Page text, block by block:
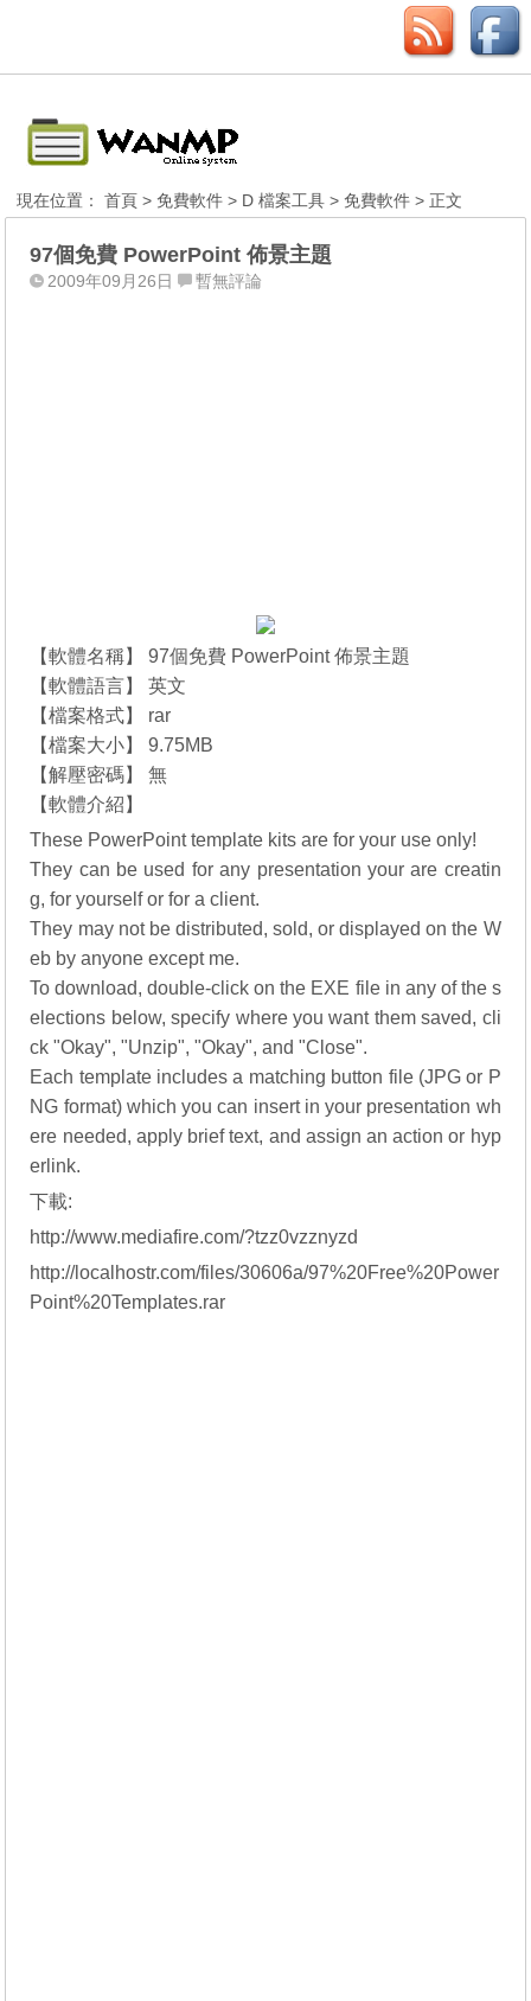
現在位置：首頁 >免費軟件 > D 檔案工具 >免費軟件 > 正文
97個免費 PowerPoint 佈景主題
2009年09月26日 暫無評論
【軟體名稱】 97個免費 PowerPoint 佈景主題
【軟體語言】 英文
【檔案格式】 rar
【檔案大小】 9.75MB
【解壓密碼】 無
【軟體介紹】
These PowerPoint template kits are for your use only!
They can be used for any presentation your are creatin
g, for yourself or for a client.
They may not be distributed, sold, or displayed on the W
eb by anyone except me.
To download, double-click on the EXE file in any of the s
elections below, specify where you want them saved, cli
ck "Okay", "Unzip", "Okay", and "Close".
Each template includes a matching button file (JPG or P
NG format) which you can insert in your presentation wh
ere needed, apply brief text, and assign an action or hyp
erlink.
下載:
http://www.mediafire.com/?tzz0vzznyzd
http://localhostr.com/files/30606a/97%20Free%20Power
Point%20Templates.rar